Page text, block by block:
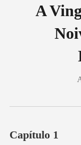
Histórico
A
Capítulo 1